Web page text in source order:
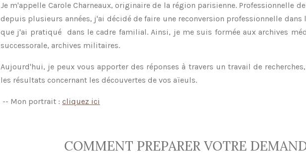
Je m'appelle Carole Charneaux, originaire de la région parisienne. Professionnelle
depuis plusieurs années, j'ai décidé de faire une reconversion professionnelle
que j'ai pratiqué dans le cadre familial. Ainsi, je me suis formée aux archives
successorale, archives militaires.
Aujourd'hui, je peux vous apporter des réponses à travers un travail de
les résultats concernant les découvertes de vos aïeuls.
-- Mon portrait : cliquez ici
COMMENT PREPARER VOTRE